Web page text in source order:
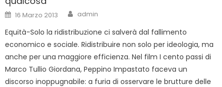
Posted
on
16 Marzo 2013 Author
admin
Equità-Solo la ridistribuzione ci salverà dal fallimento
economico e sociale. Ridistribuire non solo per ideologia, ma
anche per una maggiore efficienza. Nel film I cento passi di
Marco Tullio Giordana, Peppino Impastato faceva un
discorso inoppugnabile: a furia di osservare le brutture delle